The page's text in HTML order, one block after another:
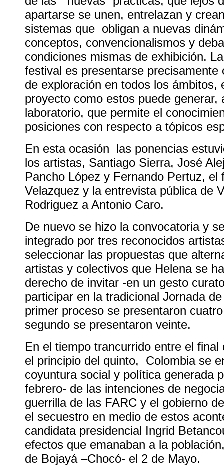
apartarse se unen, entrelazan y
sistemas que obligan a nuevas
conceptos, convencionalismos y
condiciones mismas de exhibición.
festival es presentarse precisamente
de exploración en todos los ámbitos,
proyecto como estos puede generar,
laboratorio, que permite el
posiciones con respecto a tópicos
En esta ocasión las ponencias
los artistas, Santiago Sierra, José
Pancho López y Fernando Pertuz, el
Velazquez y la entrevista pública de
Rodriguez a Antonio Caro.
De nuevo se hizo la convocatoria y
integrado por tres reconocidos
seleccionar las propuestas que
artistas y colectivos que Helena se
derecho de invitar -en un gesto
participar en la tradicional Jornada
primer proceso se presentaron
segundo se presentaron veinte.
En el tiempo trancurrido entre el
el principio del quinto, Colombia se
coyuntura social y política generada
febrero- de las intenciones de
guerrilla de las FARC y el gobierno
el secuestro en medio de estos
candidata presidencial Ingrid
efectos que emanaban a la
de Bojayá –Chocó- el 2 de Mayo.